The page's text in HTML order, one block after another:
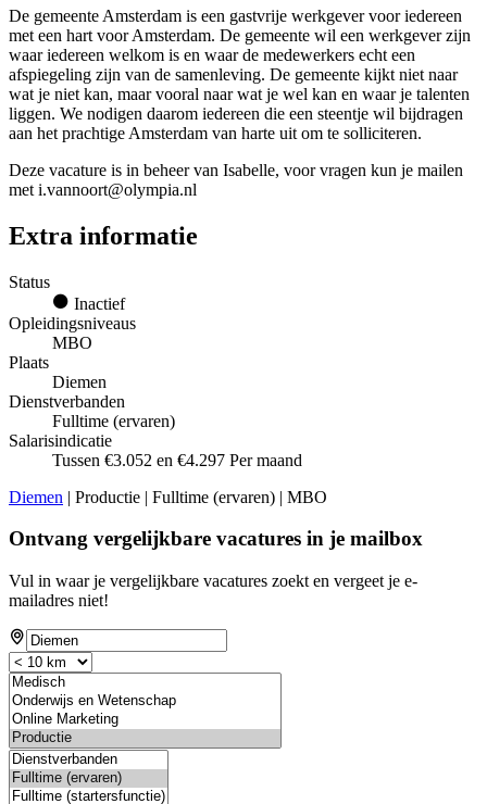
De gemeente Amsterdam is een gastvrije werkgever voor iedereen
met een hart voor Amsterdam. De gemeente wil een werkgever zijn
waar iedereen welkom is en waar de medewerkers echt een
afspiegeling zijn van de samenleving. De gemeente kijkt niet naar
wat je niet kan, maar vooral naar wat je wel kan en waar je talenten
liggen. We nodigen daarom iedereen die een steentje wil bijdragen
aan het prachtige Amsterdam van harte uit om te solliciteren.
Deze vacature is in beheer van Isabelle, voor vragen kun je mailen
met i.vannoort@olympia.nl
Extra informatie
Status
Inactief
Opleidingsniveaus
MBO
Plaats
Diemen
Dienstverbanden
Fulltime (ervaren)
Salarisindicatie
Tussen €3.052 en €4.297 Per maand
Diemen | Productie | Fulltime (ervaren) | MBO
Ontvang vergelijkbare vacatures in je mailbox
Vul in waar je vergelijkbare vacatures zoekt en vergeet je e-
mailadres niet!